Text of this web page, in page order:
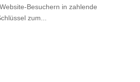
Besuchern in zahlende
zum...